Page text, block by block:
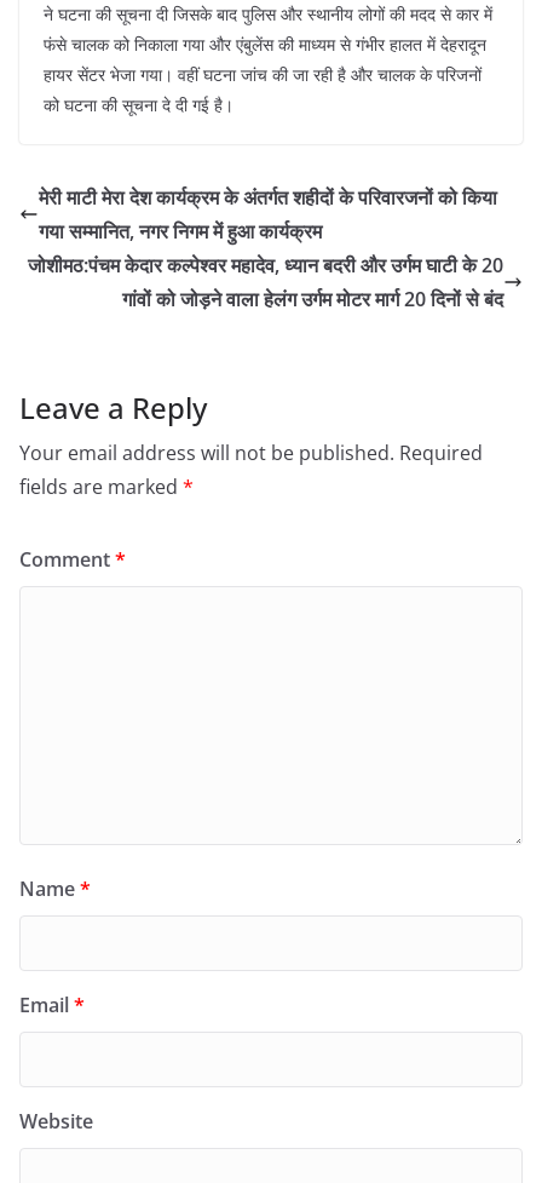
ने घटना की सूचना दी जिसके बाद पुलिस और स्थानीय लोगों की मदद से कार में
फंसे चालक को निकाला गया और एंबुलेंस की माध्यम से गंभीर हालत में देहरादून
हायर सेंटर भेजा गया। वहीं घटना जांच की जा रही है और चालक के परिजनों
को घटना की सूचना दे दी गई है।
मेरी माटी मेरा देश कार्यक्रम के अंतर्गत शहीदों के परिवारजनों को किया
गया सम्मानित, नगर निगम में हुआ कार्यक्रम
जोशीमठ:पंचम केदार कल्पेश्वर महादेव, ध्यान बदरी और उर्गम घाटी के 20
गांवों को जोड़ने वाला हेलंग उर्गम मोटर मार्ग 20 दिनों से बंद
Leave a Reply
Your email address will not be published. Required
fields are marked *
Comment*
Name*
Email*
Website